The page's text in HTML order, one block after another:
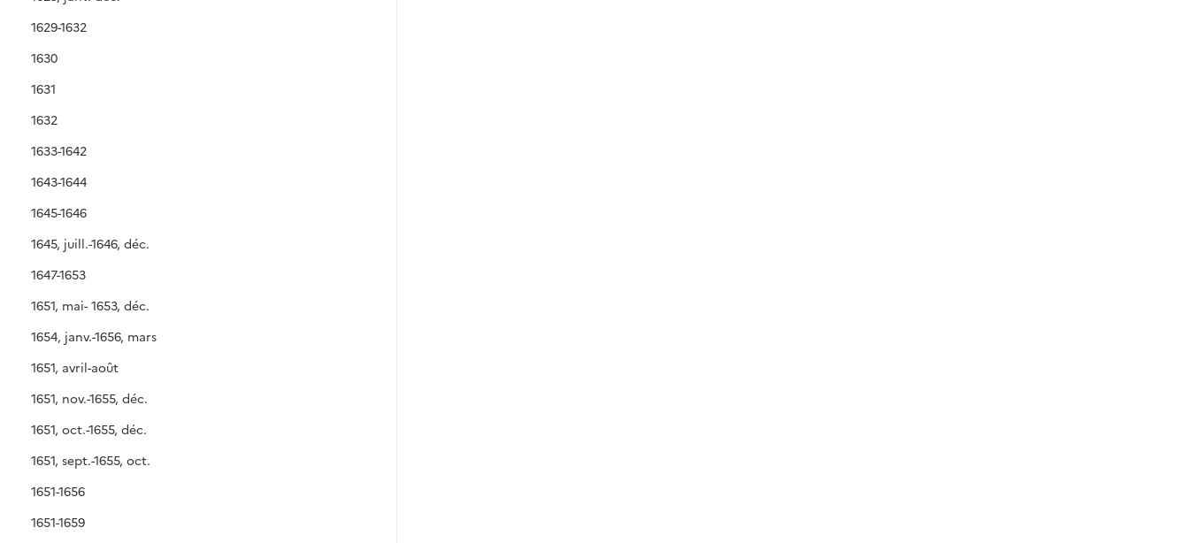
1629-1632
1630
1631
1632
1633-1642
1643-1644
1645-1646
1645, juill.-1646, déc.
1647-1653
1651, mai- 1653, déc.
1654, janv.-1656, mars
1651, avril-août
1651, nov.-1655, déc.
1651, oct.-1655, déc.
1651, sept.-1655, oct.
1651-1656
1651-1659